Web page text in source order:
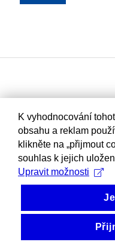
K vyhodnocování
obsahu a reklam
klikněte na „přijmout
souhlas k jejich
Upravit možnosti